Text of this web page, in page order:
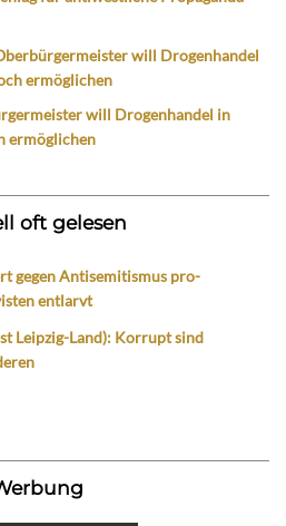
will Drogenhandel
ermöglichen
will Drogenhandel in
ermöglichen
oft gelesen
gegen Antisemitismus pro-
entlarvt
Leipzig-Land): Korrupt sind